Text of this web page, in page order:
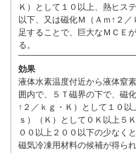
Ｋ）として１０以上、熱ヒス
以下、又は磁化Ｍ（Ａｍ↑２
足することで、巨大なＭＣＥ
る。
効果
液体水素温度付近から液体窒
囲内で、５Ｔ磁界の下で、磁
↑２／ｋｇ・Ｋ）として１０
ｓ）（Ｋ）として０Ｋ以上５
００以上２００以下の少なく
磁気冷凍用材料の候補が得られ